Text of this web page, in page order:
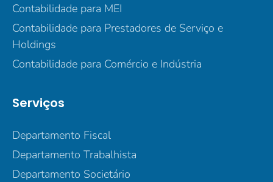
Contabilidade para MEI
Contabilidade para Prestadores de Serviço e
Holdings
Contabilidade para Comércio e Indústria
Serviços
Departamento Fiscal
Departamento Trabalhista
Departamento Societário